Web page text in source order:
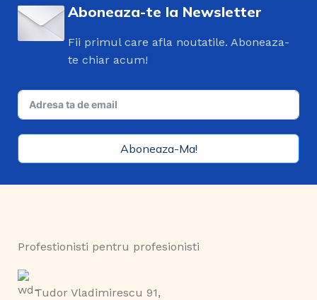
Aboneaza-te la Newsletter
Fii primul care afla noutatile. Aboneaza-
te chiar acum!
Aboneaza-Ma!
Profestionisti pentru profesionisti
Tudor Vladimirescu 91,